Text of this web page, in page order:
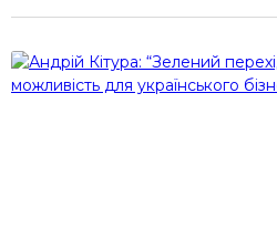
платформи – цифрового
державних та комунальних
територіальних громад.